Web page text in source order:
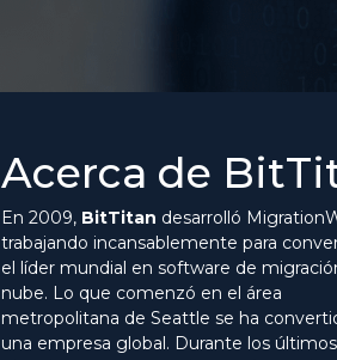
Acerca de
En 2009, BitTitan desarrolló
trabajando incansablemente para
el líder mundial en software de
nube. Lo que comenzó en el área
metropolitana de Seattle se ha
una empresa global. Durante los últimos